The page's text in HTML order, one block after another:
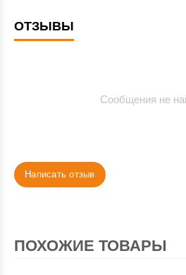
ОТЗЫВЫ
Сообщения не
Написать отзыв
ПОХОЖИЕ ТОВАРЫ